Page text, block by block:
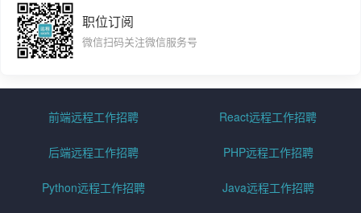
职位订阅
微信扫码关注微信服务号
前端远程工作招聘 React远程工作招聘
后端远程工作招聘 PHP远程工作招聘
Python远程工作招聘 Java远程工作招聘